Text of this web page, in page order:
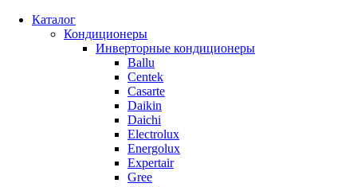
Каталог
Кондиционеры
Инверторные кондиционеры
Ballu
Centek
Casarte
Daikin
Daichi
Electrolux
Energolux
Expertair
Gree